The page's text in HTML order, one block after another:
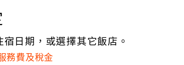
住房型 房型典雅精緻亦不失俏皮
計 讓您自在輕鬆享受難得的假期!
宿日期，或選擇其它飯店。
務費及稅金